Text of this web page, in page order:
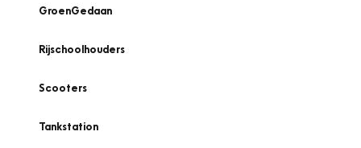
GroenGedaan
Rijschoolhouders
Scooters
Tankstation